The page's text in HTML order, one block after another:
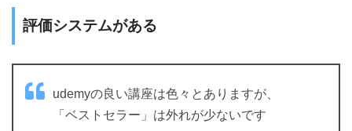
評価システムがある
udemyの良い講座は色々とありますが、
「ベストセラー」は外れが少ないです